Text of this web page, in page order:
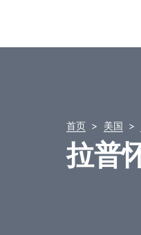
首页 美国
拉普